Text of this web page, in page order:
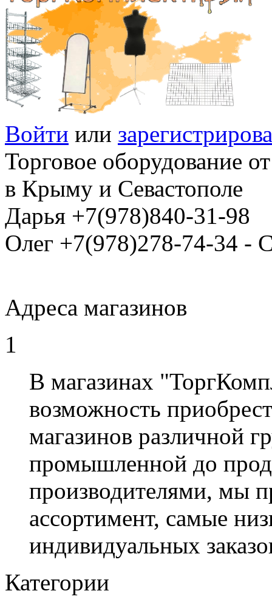
Войти или
Торговое оборудование
в Крыму и Севастополе
Дарья +7(978)840-31-98
Олег +7(978)278-74-34 -
Адреса магазинов
1
В магазинах
возможность
магазинов различной
промышленной до
производителями, мы
ассортимент, самые
индивидуальных
Категории